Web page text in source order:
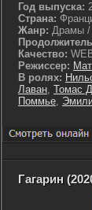
Год выпуска:
Страна:
Жанр: Драмы /
Качество:
Режиссер:
В ролях:
Лаван, Томас
Поммье,
Гагарин